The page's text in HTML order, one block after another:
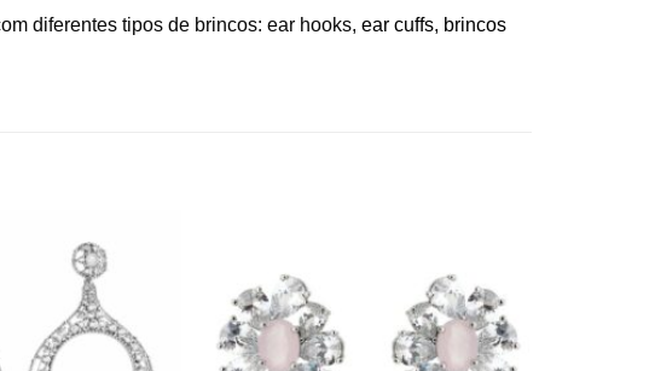
diferentes tipos de brincos: ear hooks, ear cuffs, brincos